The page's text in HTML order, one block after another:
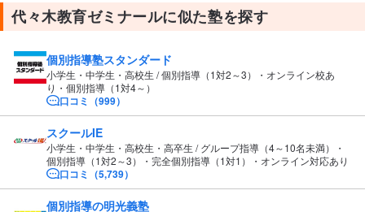
代々木教育ゼミナールに似た塾を探す
個別指導塾スタンダード
小学生・中学生・高校生 / 個別指導（1対2～3）・オンライン校あ
り・個別指導（1対4～）
口コミ（999）
スクールIE
小学生・中学生・高校生・高卒生 / グループ指導（4～10名未満）・
個別指導（1対2～3）・完全個別指導（1対1）・オンライン対応あり
口コミ（5,739）
個別指導の明光義塾